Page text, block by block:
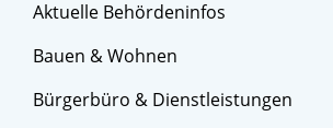
Aktuelle Behördeninfos
Bauen & Wohnen
Bürgerbüro & Dienstleistungen